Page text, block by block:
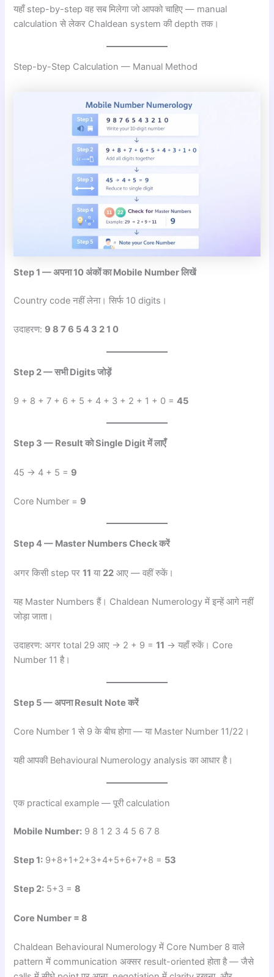
यहाँ step-by-step वह सब मिलेगा जो आपको चाहिए — manual
calculation से लेकर Chaldean system की depth तक।
Step-by-Step Calculation — Manual Method
Step 1 — अपना 10 अंकों का Mobile Number लिखें
Country code नहीं लेना। सिर्फ 10 digits।
उदाहरण: 9 8 7 6 5 4 3 2 1 0
Step 2 — सभी Digits जोड़ें
9 + 8 + 7 + 6 + 5 + 4 + 3 + 2 + 1 + 0 =45
Step 3 — Result को Single Digit में लाएँ
45 → 4 + 5 = 9
Core Number = 9
Step 4 — Master Numbers Check करें
अगर किसी step पर11 या 22 आए — वहीं रुकें।
यह Master Numbers हैं। Chaldean Numerology में इन्हें आगे नहीं
जोड़ा जाता।
उदाहरण: अगर total 29 आए → 2 + 9 =11 → यहाँ रुकें। Core
Number 11 है।
Step 5 — अपना Result Note करें
Core Number 1 से 9 के बीच होगा — या Master Number 11/22।
यही आपकी Behavioural Numerology analysis का आधार है।
एक practical example — पूरी calculation
Mobile Number: 9 8 1 2 3 4 5 6 7 8
Step 1: 9+8+1+2+3+4+5+6+7+8 = 53
Step 2: 5+3 =8
Core Number = 8
Chaldean Behavioural Numerology में Core Number 8 वाले
pattern में communication अक्सर result-oriented होता है — जैसे